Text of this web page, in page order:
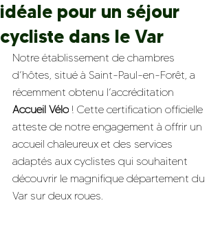
idéale pour un séjour
cycliste dans le Var
Notre établissement de chambres
d’hôtes, situé à Saint-Paul-en-Forêt, a
récemment obtenu l’accréditation
Accueil Vélo ! Cette certification officielle
atteste de notre engagement à offrir un
accueil chaleureux et des services
adaptés aux cyclistes qui souhaitent
découvrir le magnifique département du
Var sur deux roues.